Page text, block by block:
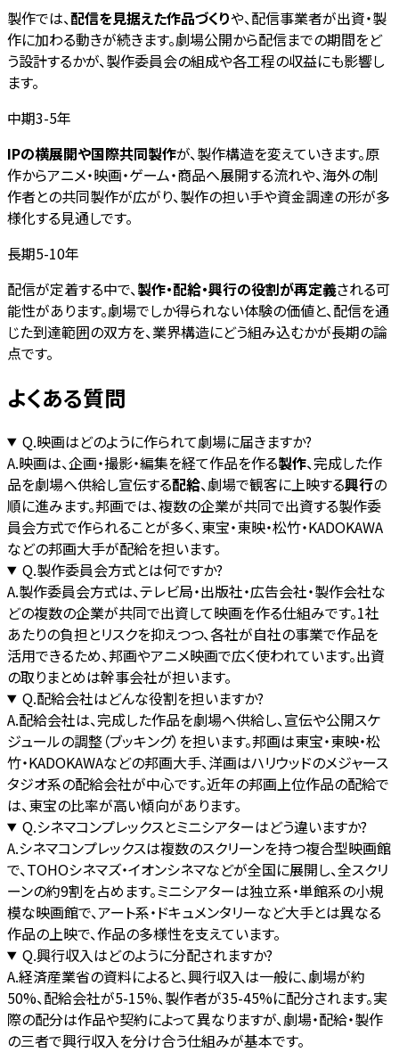
製作では、配信を見据えた作品づくりや、配信事業者が出資・製
作に加わる動きが続きます。劇場公開から配信までの期間をど
う設計するかが、製作委員会の組成や各工程の収益にも影響し
ます。
中期3-5年
IPの横展開や国際共同製作が、製作構造を変えていきます。原
作からアニメ・映画・ゲーム・商品へ展開する流れや、海外の制
作者との共同製作が広がり、製作の担い手や資金調達の形が多
様化する見通しです。
長期5-10年
配信が定着する中で、製作・配給・興行の役割が再定義される可
能性があります。劇場でしか得られない体験の価値と、配信を通
じた到達範囲の双方を、業界構造にどう組み込むかが長期の論
点です。
よくある質問
Q.映画はどのように作られて劇場に届きますか?
A.映画は、企画・撮影・編集を経て作品を作る製作、完成した作
品を劇場へ供給し宣伝する配給、劇場で観客に上映する興行の
順に進みます。邦画では、複数の企業が共同で出資する製作委
員会方式で作られることが多く、東宝・東映・松竹・KADOKAWA
などの邦画大手が配給を担います。
Q.製作委員会方式とは何ですか?
A.製作委員会方式は、テレビ局・出版社・広告会社・製作会社な
どの複数の企業が共同で出資して映画を作る仕組みです。1社
あたりの負担とリスクを抑えつつ、各社が自社の事業で作品を
活用できるため、邦画やアニメ映画で広く使われています。出資
の取りまとめは幹事会社が担います。
Q.配給会社はどんな役割を担いますか?
A.配給会社は、完成した作品を劇場へ供給し、宣伝や公開スケ
ジュールの調整（ブッキング）を担います。邦画は東宝・東映・松
竹・KADOKAWAなどの邦画大手、洋画はハリウッドのメジャース
タジオ系の配給会社が中心です。近年の邦画上位作品の配給で
は、東宝の比率が高い傾向があります。
Q.シネマコンプレックスとミニシアターはどう違いますか?
A.シネマコンプレックスは複数のスクリーンを持つ複合型映画館
で、TOHOシネマズ・イオンシネマなどが全国に展開し、全スクリ
ーンの約9割を占めます。ミニシアターは独立系・単館系の小規
模な映画館で、アート系・ドキュメンタリーなど大手とは異なる
作品の上映で、作品の多様性を支えています。
Q.興行収入はどのように分配されますか?
A.経済産業省の資料によると、興行収入は一般に、劇場が約
50%、配給会社が5-15%、製作者が35-45%に配分されます。実
際の配分は作品や契約によって異なりますが、劇場・配給・製作
の三者で興行収入を分け合う仕組みが基本です。